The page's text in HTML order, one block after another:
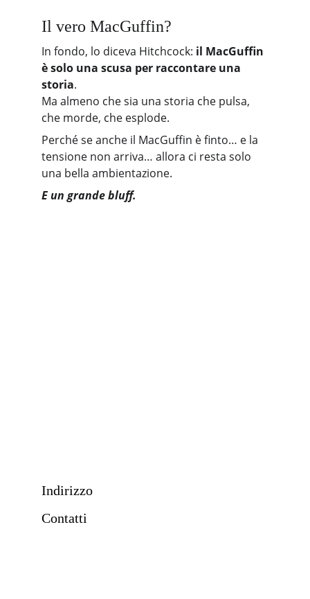
Il vero MacGuffin?
In fondo, lo diceva Hitchcock: il MacGuffin
è solo una scusa per raccontare una
storia.
Ma almeno che sia una storia che pulsa,
che morde, che esplode.
Perché se anche il MacGuffin è finto… e la
tensione non arriva… allora ci resta solo
una bella ambientazione.
E un grande bluff.
Indirizzo
Contatti